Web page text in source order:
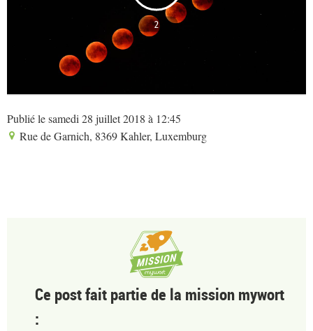
2
Publié le samedi 28 juillet 2018 à 12:45
Rue de Garnich, 8369 Kahler, Luxemburg
Ce post fait partie de la mission mywort
: